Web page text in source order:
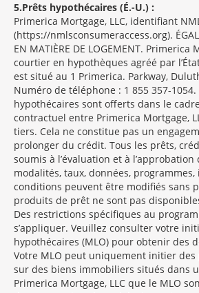
5 Prêts hypothécaires (É.-U.) :
Primerica Mortgage, LLC, identifiant
(https://nmlsconsumeraccess.org).
EN MATIÈRE DE LOGEMENT. Primerica
courtier en hypothèques agréé par
est situé au 1 Primerica. Parkway,
Numéro de téléphone : 1 855 357-
hypothécaires sont offerts dans le
contractuel entre Primerica Mortgage,
tiers. Cela ne constitue pas un
prolonger du crédit. Tous les prêts,
soumis à l’évaluation et à
modalités, taux, données,
conditions peuvent être modifiés sans
produits de prêt ne sont pas
Des restrictions spécifiques au
s’appliquer. Veuillez consulter votre
hypothécaires (MLO) pour obtenir des
Votre MLO peut uniquement initier
sur des biens immobiliers situés dans
Primerica Mortgage, LLC que le MLO